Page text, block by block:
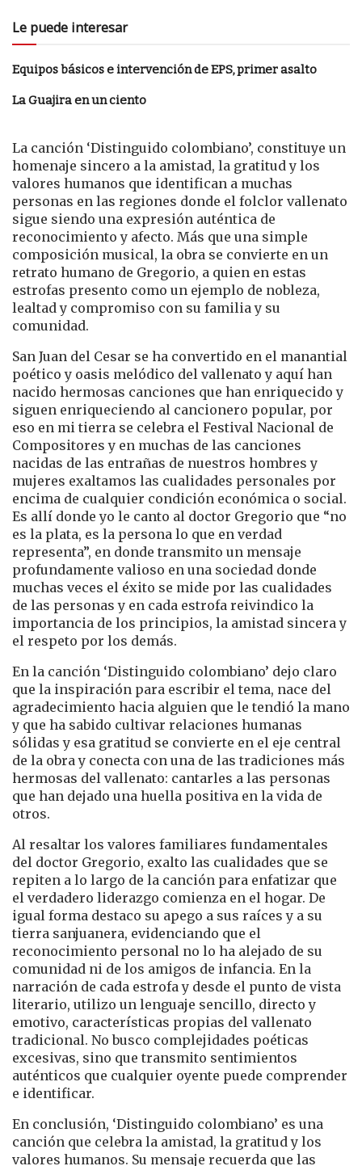
Le puede interesar
Equipos básicos e intervención de EPS, primer asalto
La Guajira en un ciento
La canción ‘Distinguido colombiano’, constituye un
homenaje sincero a la amistad, la gratitud y los
valores humanos que identifican a muchas
personas en las regiones donde el folclor vallenato
sigue siendo una expresión auténtica de
reconocimiento y afecto. Más que una simple
composición musical, la obra se convierte en un
retrato humano de Gregorio, a quien en estas
estrofas presento como un ejemplo de nobleza,
lealtad y compromiso con su familia y su
comunidad.
San Juan del Cesar se ha convertido en el manantial
poético y oasis melódico del vallenato y aquí han
nacido hermosas canciones que han enriquecido y
siguen enriqueciendo al cancionero popular, por
eso en mi tierra se celebra el Festival Nacional de
Compositores y en muchas de las canciones
nacidas de las entrañas de nuestros hombres y
mujeres exaltamos las cualidades personales por
encima de cualquier condición económica o social.
Es allí donde yo le canto al doctor Gregorio que “no
es la plata, es la persona lo que en verdad
representa”, en donde transmito un mensaje
profundamente valioso en una sociedad donde
muchas veces el éxito se mide por las cualidades
de las personas y en cada estrofa reivindico la
importancia de los principios, la amistad sincera y
el respeto por los demás.
En la canción ‘Distinguido colombiano’ dejo claro
que la inspiración para escribir el tema, nace del
agradecimiento hacia alguien que le tendió la mano
y que ha sabido cultivar relaciones humanas
sólidas y esa gratitud se convierte en el eje central
de la obra y conecta con una de las tradiciones más
hermosas del vallenato: cantarles a las personas
que han dejado una huella positiva en la vida de
otros.
Al resaltar los valores familiares fundamentales
del doctor Gregorio, exalto las cualidades que se
repiten a lo largo de la canción para enfatizar que
el verdadero liderazgo comienza en el hogar. De
igual forma destaco su apego a sus raíces y a su
tierra sanjuanera, evidenciando que el
reconocimiento personal no lo ha alejado de su
comunidad ni de los amigos de infancia. En la
narración de cada estrofa y desde el punto de vista
literario, utilizo un lenguaje sencillo, directo y
emotivo, características propias del vallenato
tradicional. No busco complejidades poéticas
excesivas, sino que transmito sentimientos
auténticos que cualquier oyente puede comprender
e identificar.
En conclusión, ‘Distinguido colombiano’ es una
canción que celebra la amistad, la gratitud y los
valores humanos. Su mensaje recuerda que las